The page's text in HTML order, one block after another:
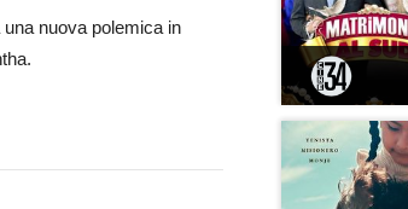
nuova polemica in